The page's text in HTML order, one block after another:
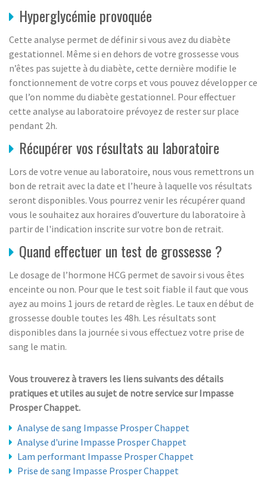
Hyperglycémie provoquée
Cette analyse permet de définir si vous avez du diabète
gestationnel. Même si en dehors de votre grossesse vous
n’êtes pas sujette à du diabète, cette dernière modifie le
fonctionnement de votre corps et vous pouvez développer ce
que l’on nomme du diabète gestationnel. Pour effectuer
cette analyse au laboratoire prévoyez de rester sur place
pendant 2h.
Récupérer vos résultats au laboratoire
Lors de votre venue au laboratoire, nous vous remettrons un
bon de retrait avec la date et l’heure à laquelle vos résultats
seront disponibles. Vous pourrez venir les récupérer quand
vous le souhaitez aux horaires d’ouverture du laboratoire à
partir de l'indication inscrite sur votre bon de retrait.
Quand effectuer un test de grossesse ?
Le dosage de l’hormone HCG permet de savoir si vous êtes
enceinte ou non. Pour que le test soit fiable il faut que vous
ayez au moins 1 jours de retard de règles. Le taux en début de
grossesse double toutes les 48h. Les résultats sont
disponibles dans la journée si vous effectuez votre prise de
sang le matin.
Vous trouverez à travers les liens suivants des détails
pratiques et utiles au sujet de notre service sur Impasse
Prosper Chappet.
Analyse de sang Impasse Prosper Chappet
Analyse d'urine Impasse Prosper Chappet
Lam performant Impasse Prosper Chappet
Prise de sang Impasse Prosper Chappet